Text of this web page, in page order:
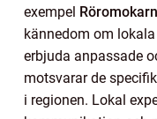
exempel Röromokarn
kännedom om
erbjuda anpassade
motsvarar de
i regionen. Lokal